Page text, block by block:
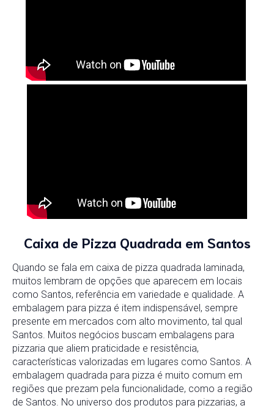
Caixa de Pizza Quadrada em Santos
Quando se fala em caixa de pizza quadrada laminada,
muitos lembram de opções que aparecem em locais
como Santos, referência em variedade e qualidade. A
embalagem para pizza é item indispensável, sempre
presente em mercados com alto movimento, tal qual
Santos. Muitos negócios buscam embalagens para
pizzaria que aliem praticidade e resistência,
características valorizadas em lugares como Santos. A
embalagem quadrada para pizza é muito comum em
regiões que prezam pela funcionalidade, como a região
de Santos. No universo dos produtos para pizzarias, a